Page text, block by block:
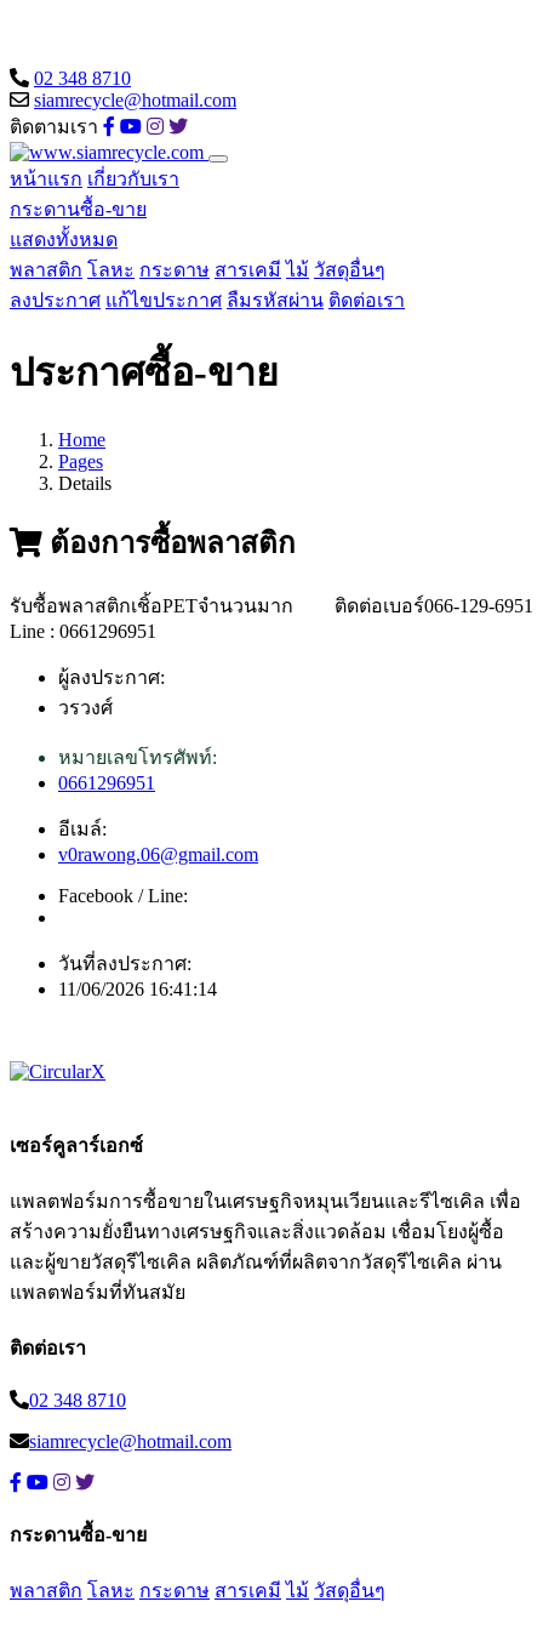
02 348 8710
siamrecycle@hotmail.com
ติดตามเรา
หน้าแรก เกี่ยวกับเรา
กระดานซื้อ-ขาย
แสดงทั้งหมด
พลาสติก โลหะ กระดาษ สารเคมี ไม้ วัสดุอื่นๆ
ลงประกาศ แก้ไขประกาศ ลืมรหัสผ่าน ติดต่อเรา
ประกาศซื้อ-ขาย
Home
Pages
Details
ต้องการซื้อพลาสติก
รับซื้อพลาสติกเชิ้อPETจำนวนมาก ติดต่อเบอร์066-129-6951
Line : 0661296951
ผู้ลงประกาศ:
วรวงศ์
หมายเลขโทรศัพท์:
0661296951
อีเมล์:
v0rawong.06@gmail.com
Facebook / Line:
วันที่ลงประกาศ:
11/06/2026 16:41:14
เซอร์คูลาร์เอกซ์
แพลตฟอร์มการซื้อขายในเศรษฐกิจหมุนเวียนและรีไซเคิล เพื่อ
สร้างความยั่งยืนทางเศรษฐกิจและสิ่งแวดล้อม เชื่อมโยงผู้ซื้อ
และผู้ขายวัสดุรีไซเคิล ผลิตภัณฑ์ที่ผลิตจากวัสดุรีไซเคิล ผ่าน
แพลตฟอร์มที่ทันสมัย
ติดต่อเรา
02 348 8710
siamrecycle@hotmail.com
กระดานซื้อ-ขาย
พลาสติก โลหะ กระดาษ สารเคมี ไม้ วัสดุอื่นๆ